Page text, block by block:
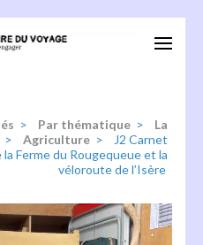
> Par thématique >
La
> Agriculture >
J2 Carnet
Ferme du Rougequeue et la
véloroute de l’Isère